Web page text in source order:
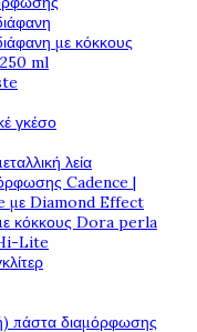
με κόκκους
ml
γκέσο
λεία
Cadence |
με Diamond Effect
κόκκους Dora perla
Lite
πάστα διαμόρφωσης